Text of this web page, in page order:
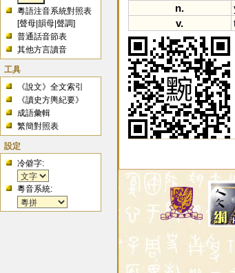
粵語注音系統對照表
[聲母 |韻母 |聲調]
普通話音節表
其他方言讀音
工具
《說文》全文索引
《讀史方輿紀要》
成語彙輯
繁簡對照表
設定
冷僻字:
粵音系統:
n.
v.